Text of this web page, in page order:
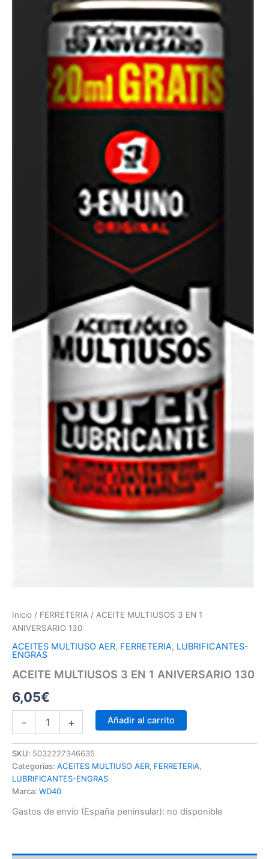
Inicio / FERRETERIA / ACEITE MULTIUSOS 3 EN 1
ANIVERSARIO 130
ACEITES MULTIUSO AER, FERRETERIA, LUBRIFICANTES-
ENGRAS
ACEITE MULTIUSOS 3 EN 1 ANIVERSARIO 130
6,05€
- + Añadir al carrito
SKU: 5032227346635
Categorías: ACEITES MULTIUSO AER, FERRETERIA,
LUBRIFICANTES-ENGRAS
Marca: WD40
Gastos de envío (España peninsular): no disponible